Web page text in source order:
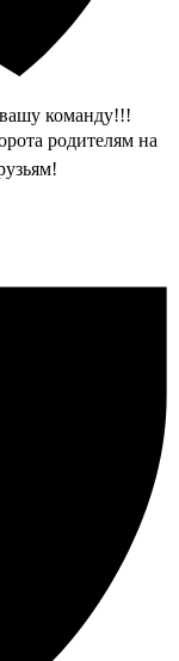
команду!!!
родителям на